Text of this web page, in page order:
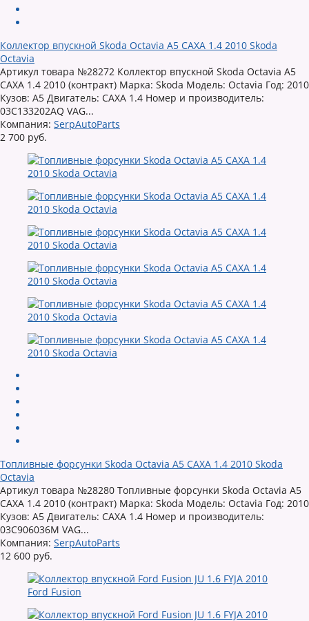
Коллектор впускной Skoda Octavia A5 CAXA 1.4 2010 Skoda
Octavia
Артикул товара №28272 Коллектор впускной Skoda Octavia A5
CAXA 1.4 2010 (контракт) Марка: Skoda Модель: Octavia Год: 2010
Кузов: A5 Двигатель: CAXA 1.4 Номер и производитель:
03C133202AQ VAG...
Компания: SerpAutoParts
2 700 руб.
Топливные форсунки Skoda Octavia A5 CAXA 1.4 2010 Skoda
Octavia
Артикул товара №28280 Топливные форсунки Skoda Octavia A5
CAXA 1.4 2010 (контракт) Марка: Skoda Модель: Octavia Год: 2010
Кузов: A5 Двигатель: CAXA 1.4 Номер и производитель:
03C906036M VAG...
Компания: SerpAutoParts
12 600 руб.